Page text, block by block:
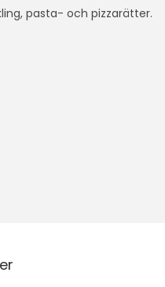
pasta- och pizzarätter.